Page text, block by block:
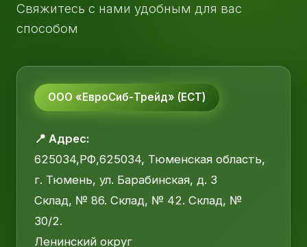
Свяжитесь с нами удобным для вас
способом
ООО «ЕвроСиб-Трейд» (ЕСТ)
📍 Адрес:
625034,РФ,625034, Тюменская область,
г. Тюмень, ул. Барабинская, д. 3
Склад, № 86. Склад, № 42. Склад, №
30/2.
Ленинский округ